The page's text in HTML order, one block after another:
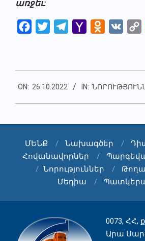
առջեւ:
Facebook
Twitter Telegram
Yahoo
VK
10-
26
ON: 26.10.2022 IN:
ՄԵՆՔ Նախագծեր
Հովանավորներ
Նորություններ
Մեդիա
0073, ՀՀ,
Արա